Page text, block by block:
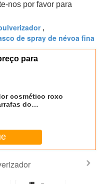
nos por favor para
,
de spray de névoa fina
para
cosmético roxo
do